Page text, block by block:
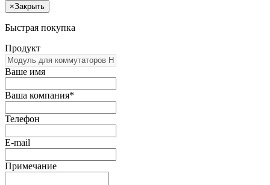
×Закрыть
Быстрая покупка
Продукт
Ваше имя
Ваша компания*
Телефон
E-mail
Примечание